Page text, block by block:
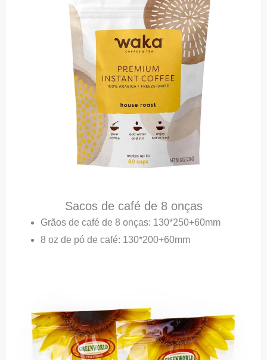
Sacos de café de 8 onças
Grãos de café de 8 onças: 130*250+60mm
8 oz de pó de café: 130*200+60mm